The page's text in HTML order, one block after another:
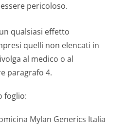
pericoloso.
qualsiasi effetto
quelli non elencati in
al medico o al
paragrafo 4.
foglio:
Mylan Generics Italia